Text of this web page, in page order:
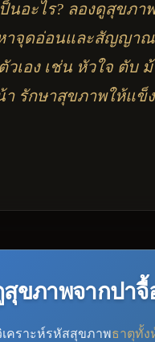
นอะไร? ลองดูสุขภ
าจุดอ่อนและสัญญา
เอง เช่น หัวใจ ตับ
รักษาสุขภาพให้แข็
สุขภาพจากปาจื้
คราะห์รหัสสุขภาพธาตุทั้ง